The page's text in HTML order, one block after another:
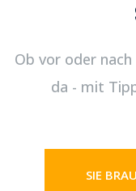
Ob vor oder
da - mit
SIE